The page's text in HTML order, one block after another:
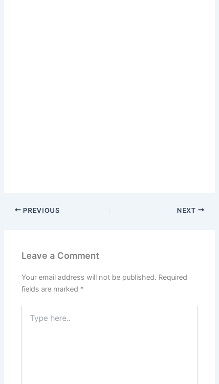
PREVIOUS NEXT
Leave a Comment
Your email address will not be published. Required
fields are marked *
here..